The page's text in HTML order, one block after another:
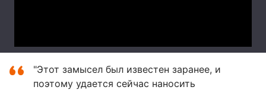
"Этот замысел был известен заранее, и
поэтому удается сейчас наносить